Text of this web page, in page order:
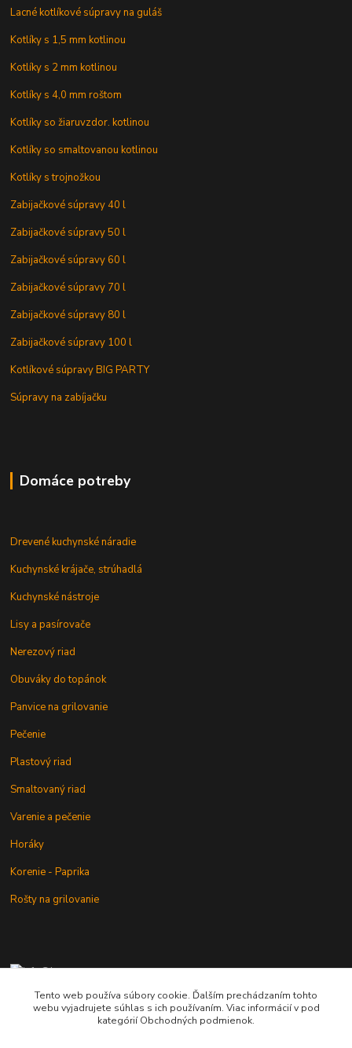
Lacné kotlíkové súpravy na guláš
Kotlíky s 1,5 mm kotlinou
Kotlíky s 2 mm kotlinou
Kotlíky s 4,0 mm roštom
Kotlíky so žiaruvzdor. kotlinou
Kotlíky so smaltovanou kotlinou
Kotlíky s trojnožkou
Zabijačkové súpravy 40 l
Zabijačkové súpravy 50 l
Zabijačkové súpravy 60 l
Zabijačkové súpravy 70 l
Zabijačkové súpravy 80 l
Zabijačkové súpravy 100 l
Kotlíkové súpravy BIG PARTY
Súpravy na zabíjačku
Domáce potreby
Drevené kuchynské náradie
Kuchynské krájače, strúhadlá
Kuchynské nástroje
Lisy a pasírovače
Nerezový riad
Obuváky do topánok
Panvice na grilovanie
Pečenie
Plastový riad
Smaltovaný riad
Varenie a pečenie
Horáky
Korenie - Paprika
Rošty na grilovanie
+421 902 212 007
od 8:00 - do 16:00 hod
Tento web používa súbory cookie. Ďalším prechádzaním tohto
webu vyjadrujete súhlas s ich používaním. Viac informácií v pod
kategórií Obchodných podmienok.